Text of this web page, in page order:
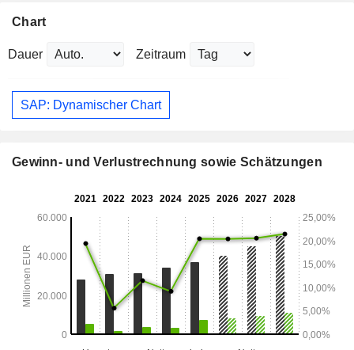
Chart
Dauer Zeitraum
SAP: Dynamischer Chart
Gewinn- und Verlustrechnung sowie Schätzungen